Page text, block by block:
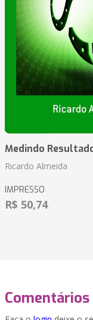
Medindo
Ricardo Almeida
IMPRESSO
R$ 50,74
Comentários